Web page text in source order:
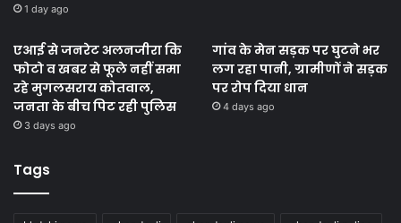
1 day ago
एआई से जनरेट अलनजीरा कि
फोटो व खबर से फूले नहीं समा
रहे मुगलसराय कोतवाल,
जनता के बीच पिट रही पुलिस
3 days ago
गांव के मेन सड़क पर घुटने भर
लग रहा पानी, ग्रामीणों ने सड़क
पर रोप दिया धान
4 days ago
Tags